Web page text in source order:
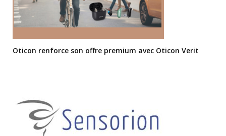
Oticon renforce son offre premium avec Oticon Verit